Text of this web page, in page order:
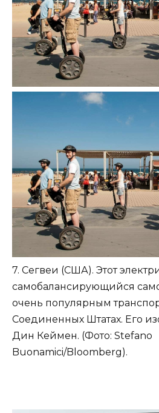
7. Сегвеи (США). Этот
самобалансирующийся
очень популярным
Соединенных Штатах. Его
Дин Кеймен. (Фото: Stefano
Buonamici/Bloomberg).